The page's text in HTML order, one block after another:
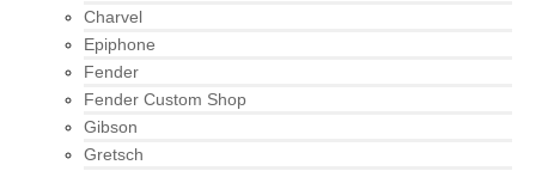
Charvel
Epiphone
Fender
Fender Custom Shop
Gibson
Gretsch